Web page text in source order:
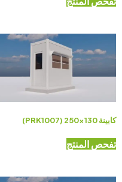
كابينة 130×250 (PRK1007)
تفحص المنتج